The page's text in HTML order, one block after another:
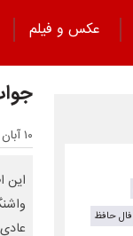
عکس و فیلم
۱۰ آبان ۱۴۰۴ - ۲۳:۰۹
این
فال حافظ